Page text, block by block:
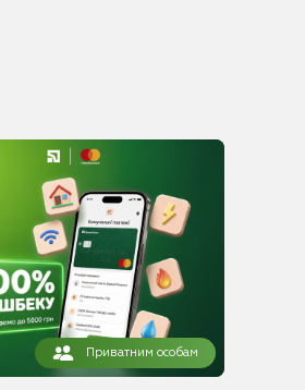
Приватним особам